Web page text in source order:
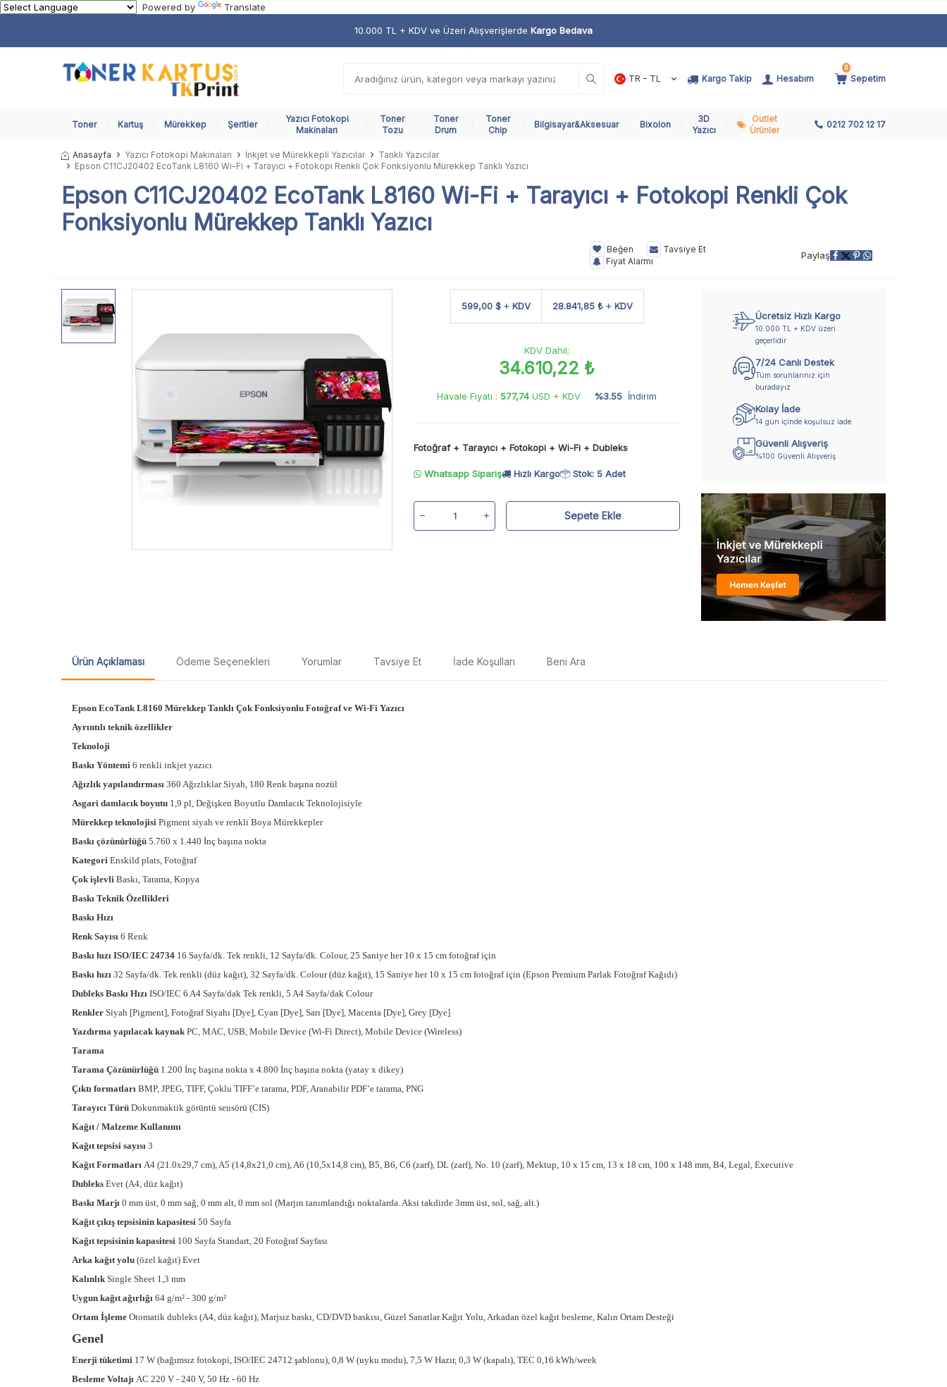
Powered by Translate
10.000 TL + KDV ve Üzeri Alışverişlerde Kargo Bedava
TR − TL Kargo Takip Hesabım
0
Sepetim
Toner Kartuş Mürekkep Şeritler
Yazıcı Fotokopi
Makinaları
Toner
Tozu
Toner
Drum
Toner
Chip
Bilgisayar&Aksesuar Bixolon
3D
Yazıcı
Outlet
Ürünler
0212 702 12 17
Anasayfa Yazıcı Fotokopi Makinaları İnkjet ve Mürekkepli Yazıcılar
Tanklı Yazıcılar
Epson C11CJ20402 EcoTank L8160 Wi-Fi + Tarayıcı + Fotokopi Renkli Çok Fonksiyonlu Mürekkep Tanklı Yazıcı
Epson C11CJ20402 EcoTank L8160 Wi-Fi + Tarayıcı + Fotokopi Renkli Çok
Fonksiyonlu Mürekkep Tanklı Yazıcı
Beğen
Tavsiye Et
Fiyat Alarmı
Paylaş
599,00 $ KDV 28.841,85 ₺ KDV
KDV Dahil;
34.610,22 ₺
Havale Fiyatı : 577,74 USD + KDV %3.55 İndirim
Fotoğraf + Tarayıcı + Fotokopi + Wi-Fi + Dubleks
Whatsapp Sipariş Hızlı Kargo Stok: 5 Adet
Sepete Ekle
Ücretsiz Hızlı Kargo
10.000 TL + KDV üzeri
geçerlidir
7/24 Canlı Destek
Tüm sorunlarınız için
buradayız
Kolay İade
14 gün içinde koşulsuz iade
Güvenli Alışveriş
%100 Güvenli Alışveriş
Ürün Açıklaması Ödeme Seçenekleri Yorumlar Tavsiye Et İade Koşulları Beni Ara
Epson EcoTank L8160 Mürekkep Tanklı Çok Fonksiyonlu Fotoğraf ve Wi-Fi Yazıcı
Ayrıntılı teknik özellikler
Teknoloji
Baskı Yöntemi 6 renkli inkjet yazıcı
Ağızlık yapılandırması 360 Ağızlıklar Siyah, 180 Renk başına nozül
Asgari damlacık boyutu 1,9 pl, Değişken Boyutlu Damlacık Teknolojisiyle
Mürekkep teknolojisi Pigment siyah ve renkli Boya Mürekkepler
Baskı çözünürlüğü 5.760 x 1.440 İnç başına nokta
Kategori Enskild plats, Fotoğraf
Çok işlevli Baskı, Tarama, Kopya
Baskı Teknik Özellikleri
Baskı Hızı
Renk Sayısı 6 Renk
Baskı hızı ISO/IEC 24734 16 Sayfa/dk. Tek renkli, 12 Sayfa/dk. Colour, 25 Saniye her 10 x 15 cm fotoğraf için
Baskı hızı 32 Sayfa/dk. Tek renkli (düz kağıt), 32 Sayfa/dk. Colour (düz kağıt), 15 Saniye her 10 x 15 cm fotoğraf için (Epson Premium Parlak Fotoğraf Kağıdı)
Dubleks Baskı Hızı ISO/IEC 6 A4 Sayfa/dak Tek renkli, 5 A4 Sayfa/dak Colour
Renkler Siyah [Pigment], Fotoğraf Siyahı [Dye], Cyan [Dye], Sarı [Dye], Macenta [Dye], Grey [Dye]
Yazdırma yapılacak kaynak PC, MAC, USB, Mobile Device (Wi-Fi Direct), Mobile Device (Wireless)
Tarama
Tarama Çözünürlüğü 1.200 İnç başına nokta x 4.800 İnç başına nokta (yatay x dikey)
Çıktı formatları BMP, JPEG, TIFF, Çoklu TIFF’e tarama, PDF, Aranabilir PDF’e tarama, PNG
Tarayıcı Türü Dokunmaktik görüntü sensörü (CIS)
Kağıt / Malzeme Kullanımı
Kağıt tepsisi sayısı 3
Kağıt Formatları A4 (21.0x29,7 cm), A5 (14,8x21,0 cm), A6 (10,5x14,8 cm), B5, B6, C6 (zarf), DL (zarf), No. 10 (zarf), Mektup, 10 x 15 cm, 13 x 18 cm, 100 x 148 mm, B4, Legal, Executive
Dubleks Evet (A4, düz kağıt)
Baskı Marjı 0 mm üst, 0 mm sağ, 0 mm alt, 0 mm sol (Marjın tanımlandığı noktalarda. Aksi takdirde 3mm üst, sol, sağ, alt.)
Kağıt çıkış tepsisinin kapasitesi 50 Sayfa
Kağıt tepsisinin kapasitesi 100 Sayfa Standart, 20 Fotoğraf Sayfası
Arka kağıt yolu (özel kağıt) Evet
Kalınlık Single Sheet 1,3 mm
Uygun kağıt ağırlığı 64 g/m² - 300 g/m²
Ortam İşleme Otomatik dubleks (A4, düz kağıt), Marjsız baskı, CD/DVD baskısı, Güzel Sanatlar Kağıt Yolu, Arkadan özel kağıt besleme, Kalın Ortam Desteği
Genel
Enerji tüketimi 17 W (bağımsız fotokopi, ISO/IEC 24712 şablonu), 0,8 W (uyku modu), 7,5 W Hazır, 0,3 W (kapalı), TEC 0,16 kWh/week
Besleme Voltajı AC 220 V - 240 V, 50 Hz - 60 Hz